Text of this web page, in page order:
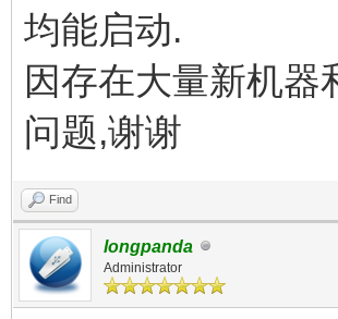
均能启动.
因存在大量新机
问题,谢谢
Find
longpanda
Administrator